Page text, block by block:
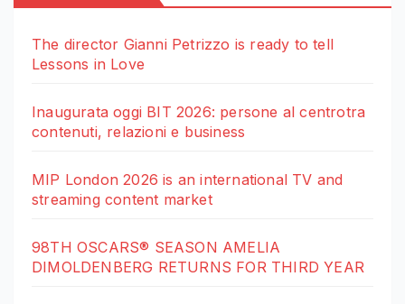
The director Gianni Petrizzo is ready to tell
Lessons in Love
Inaugurata oggi BIT 2026: persone al centrotra
contenuti, relazioni e business
MIP London 2026 is an international TV and
streaming content market
98TH OSCARS® SEASON AMELIA
DIMOLDENBERG RETURNS FOR THIRD YEAR